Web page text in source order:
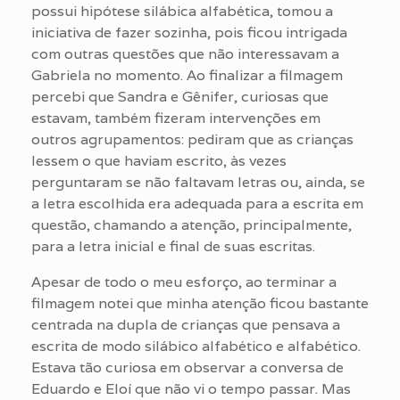
possui hipótese silábica alfabética, tomou a
iniciativa de fazer sozinha, pois ficou intrigada
com outras questões que não interessavam a
Gabriela no momento. Ao finalizar a filmagem
percebi que Sandra e Gênifer, curiosas que
estavam, também fizeram intervenções em
outros agrupamentos: pediram que as crianças
lessem o que haviam escrito, às vezes
perguntaram se não faltavam letras ou, ainda, se
a letra escolhida era adequada para a escrita em
questão, chamando a atenção, principalmente,
para a letra inicial e final de suas escritas.
Apesar de todo o meu esforço, ao terminar a
filmagem notei que minha atenção ficou bastante
centrada na dupla de crianças que pensava a
escrita de modo silábico alfabético e alfabético.
Estava tão curiosa em observar a conversa de
Eduardo e Eloí que não vi o tempo passar. Mas